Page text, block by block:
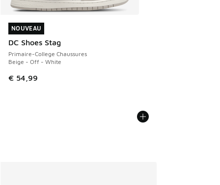
NOUVEAU
DC Shoes Stag
Primaire-College Chaussures
Beige - Off - White
€ 54,99
NOUVEAU